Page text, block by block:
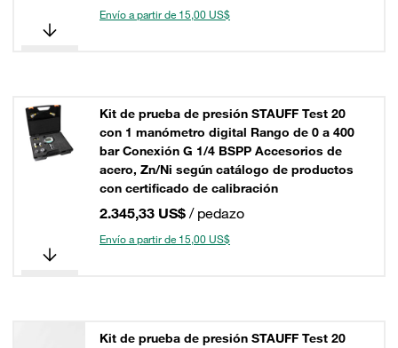
Envío a partir de 15,00 US$
Kit de prueba de presión STAUFF Test 20
con 1 manómetro digital Rango de 0 a 400
bar Conexión G 1/4 BSPP Accesorios de
acero, Zn/Ni según catálogo de productos
con certificado de calibración
2.345,33 US$ / pedazo
Envío a partir de 15,00 US$
Kit de prueba de presión STAUFF Test 20